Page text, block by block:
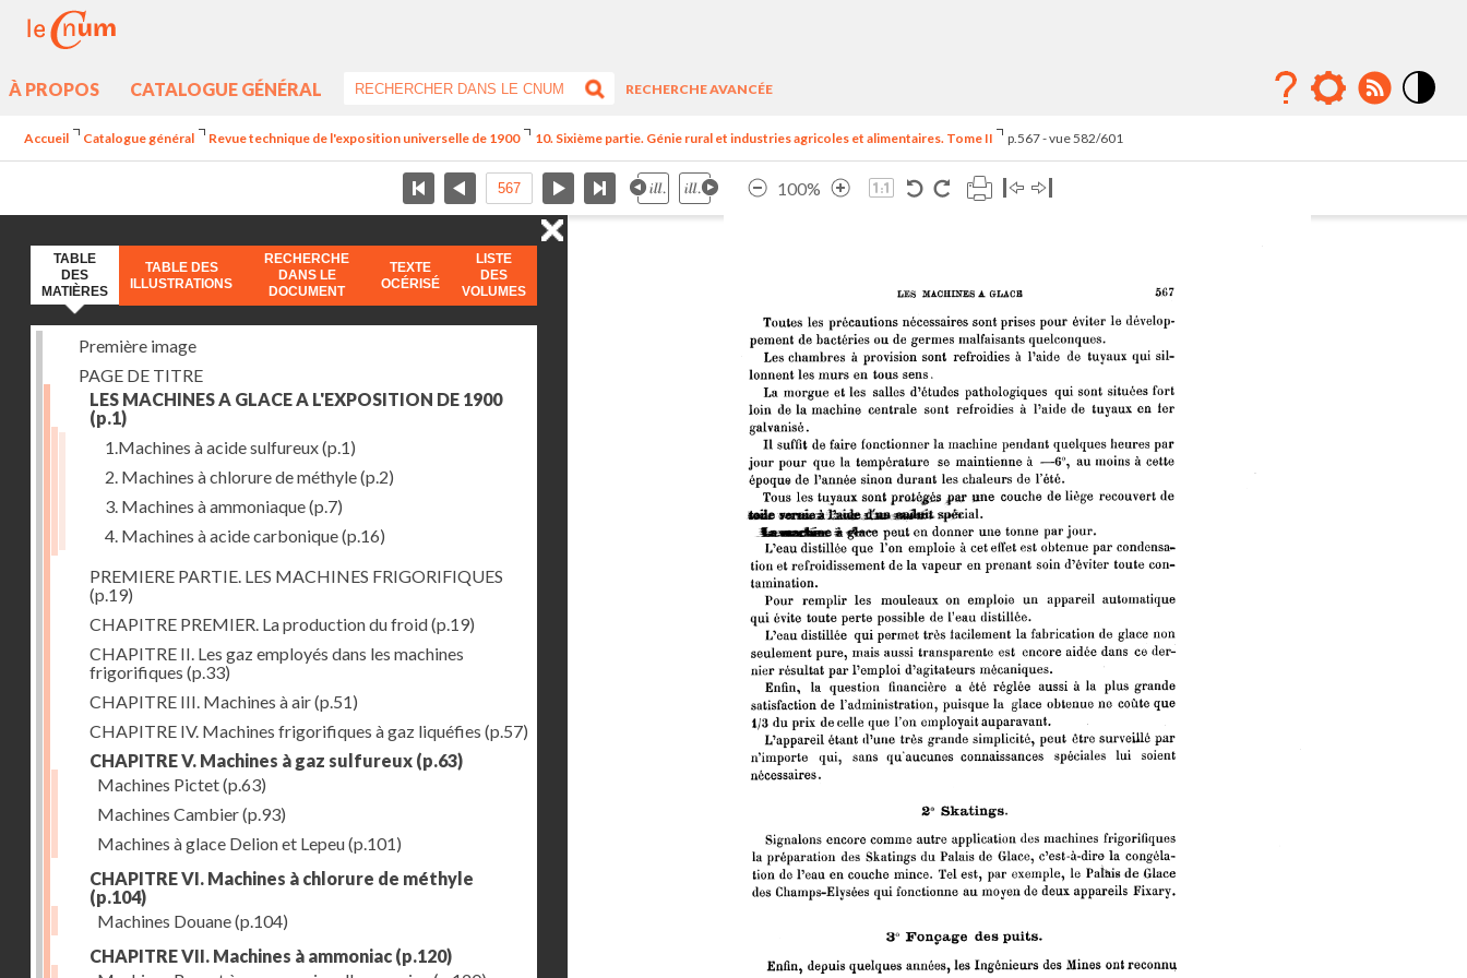
À PROPOS CATALOGUE GÉNÉRAL
RECHERCHE AVANCÉE
Accueil Catalogue général Revue technique de l'exposition universelle de 1900 10. Sixième partie. Génie rural et industries agricoles et alimentaires. Tome II p.567 - vue 582/601
100%
TABLE
DES
MATIÈRES
TABLE DES
ILLUSTRATIONS
RECHERCHE
DANS LE
DOCUMENT
TEXTE
OCÉRISÉ
LISTE
DES
VOLUMES
Première image
PAGE DE TITRE
LES MACHINES A GLACE A L'EXPOSITION DE 1900
(p.1)
1.Machines à acide sulfureux(p.1)
2. Machines à chlorure de méthyle(p.2)
3. Machines à ammoniaque(p.7)
4. Machines à acide carbonique(p.16)
PREMIERE PARTIE. LES MACHINES FRIGORIFIQUES
(p.19)
CHAPITRE PREMIER. La production du froid(p.19)
CHAPITRE II. Les gaz employés dans les machines
frigorifiques (p.33)
CHAPITRE III. Machines à air(p.51)
CHAPITRE IV. Machines frigorifiques à gaz liquéfies (p.57)
CHAPITRE V. Machines à gaz sulfureux (p.63)
Machines Pictet(p.63)
Machines Cambier(p.93)
Machines à glace Delion et Lepeu(p.101)
CHAPITRE VI. Machines à chlorure de méthyle
(p.104)
Machines Douane(p.104)
CHAPITRE VII. Machines à ammoniac (p.120)